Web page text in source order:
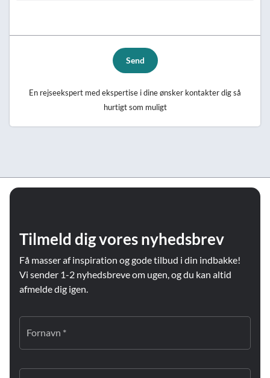
Send
En rejseekspert med ekspertise i dine ønsker kontakter dig så
hurtigt som muligt
Tilmeld dig vores nyhedsbrev
Få masser af inspiration og gode tilbud i din indbakke!
Vi sender 1-2 nyhedsbreve om ugen, og du kan altid
afmelde dig igen.
Fornavn *